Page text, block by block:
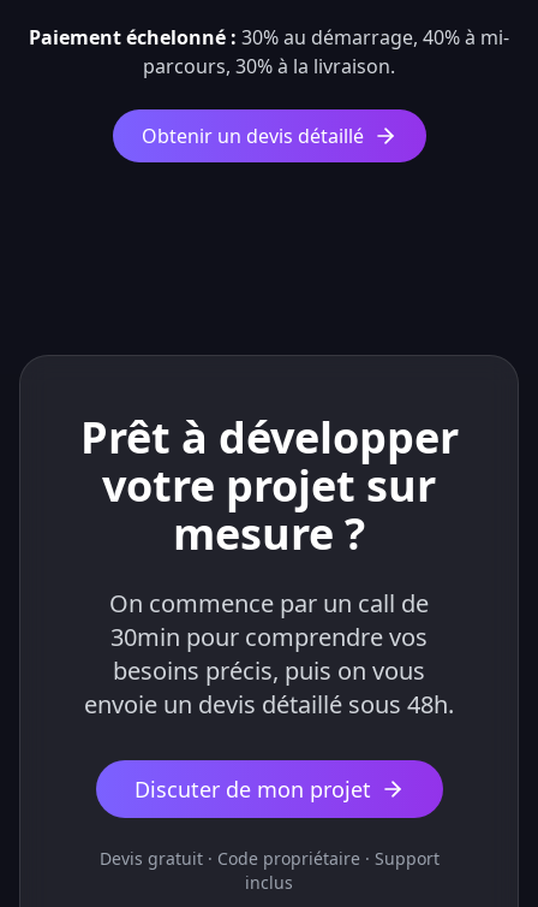
Paiement échelonné : 30% au démarrage, 40% à mi-
parcours, 30% à la livraison.
Obtenir un devis détaillé
Prêt à développer
votre projet sur
mesure ?
On commence par un call de
30min pour comprendre vos
besoins précis, puis on vous
envoie un devis détaillé sous 48h.
Discuter de mon projet
Devis gratuit · Code propriétaire · Support
inclus